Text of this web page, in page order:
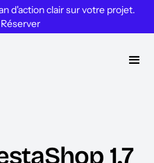
d'action clair sur votre projet.
1.7